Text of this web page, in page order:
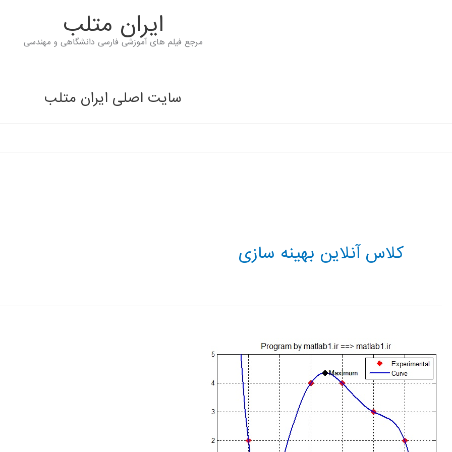
ايران متلب
مرجع فیلم های آموزشی فارسی دانشگاهی و مهندسی
سایت اصلی ایران متلب
کلاس آنلاین بهینه سازی